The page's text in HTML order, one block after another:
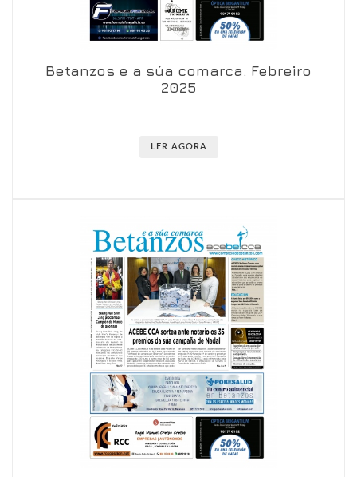
Ver en visor Ver en detalle
Betanzos e a súa comarca. Febreiro
2025
LER AGORA